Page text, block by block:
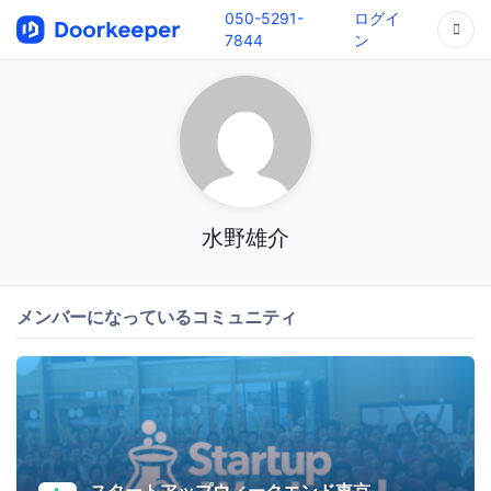
050-5291-
7844
ログイ
ン
水野雄介
メンバーになっているコミュニティ